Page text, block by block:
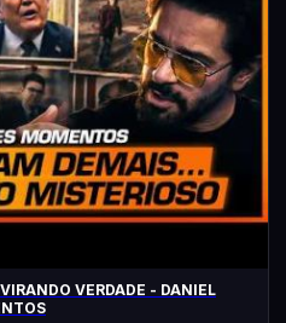
VERDADE - DANIEL